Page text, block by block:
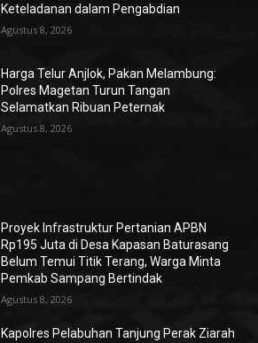
Keteladanan dalam Pengabdian
Agustus 8, 2026
Harga Telur Anjlok, Pakan Melambung:
Polres Magetan Turun Tangan
Selamatkan Ribuan Peternak
Agustus 8, 2026
Proyek Infrastruktur Pertanian APBN
Rp195 Juta di Desa Kapasan Baturasang
Belum Temui Titik Terang, Warga Minta
Pemkab Sampang Bertindak
Agustus 8, 2026
Kapolres Pelabuhan Tanjung Perak Ziarah